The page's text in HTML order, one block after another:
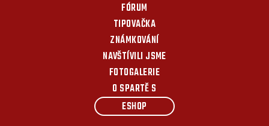
FÓRUM
TIPOVAČKA
ZNÁMKOVÁNÍ
NAVŠTÍVILI JSME
FOTOGALERIE
O SPARTĚ S
ESHOP